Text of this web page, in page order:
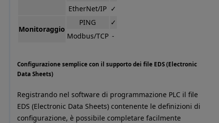
EtherNet/IP ✓
Monitoraggio
PING
✓
Modbus/TCP ‐
Configurazione semplice con il supporto dei file EDS (Electronic
Data Sheets)
Registrando nel software di programmazione PLC il file
EDS (Electronic Data Sheets) contenente le definizioni di
configurazione, è possibile completare facilmente